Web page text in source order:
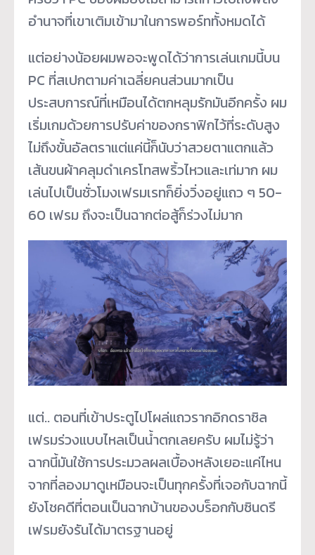
อำนาจที่เขาเติมเข้ามาในการพอร์ททั้งหมดได้
แต่อย่างน้อยผมพอจะพูดได้ว่าการเล่นเกมนี้บน
PC ที่สเปกตามค่าเฉลี่ยคนส่วนมากเป็น
ประสบการณ์ที่เหมือนได้ตกหลุมรักมันอีกครั้ง ผม
เริ่มเกมด้วยการปรับค่าของกราฟิกไว้ที่ระดับสูง
ไม่ถึงขั้นอัลตราแต่แค่นี้ก็นับว่าสวยตาแตกแล้ว
เส้นขนผ้าคลุมดำเครโทสพริ้วไหวและเท่มาก ผม
เล่นไปเป็นชั่วโมงเฟรมเรทก็ยิ่งวิ่งอยู่แถว ๆ 50-
60 เฟรม ถึงจะเป็นฉากต่อสู้ก็ร่วงไม่มาก
แต่.. ตอนที่เข้าประตูไปโผล่แถวรากอิกดราซิล
เฟรมร่วงแบบไหลเป็นน้ำตกเลยครับ ผมไม่รู้ว่า
ฉากนี้มันใช้การประมวลผลเบื้องหลังเยอะแค่ไหน
จากที่ลองมาดูเหมือนจะเป็นทุกครั้งที่เจอกับฉากนี้
ยังโชคดีที่ตอนเป็นฉากบ้านของบร็อกกับซินดรี
เฟรมยังรันได้มาตรฐานอยู่